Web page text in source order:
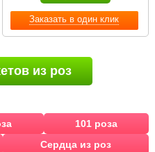
Заказать в один клик
из роз
101 роза
Сердца из роз